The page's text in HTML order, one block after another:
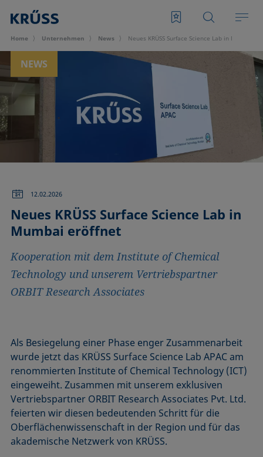
Home Unternehmen News Neues KRÜSS Surface Science Lab in Mumbai
NEWS
12.02.2026
Neues KRÜSS Surface Science Lab in
Mumbai eröffnet
Kooperation mit dem Institute of Chemical
Technology und unserem Vertriebspartner
ORBIT Research Associates
Als Besiegelung einer Phase enger Zusammenarbeit
wurde jetzt das KRÜSS Surface Science Lab APAC am
renommierten Institute of Chemical Technology (ICT)
eingeweiht. Zusammen mit unserem exklusiven
Vertriebspartner ORBIT Research Associates Pvt. Ltd.
feierten wir diesen bedeutenden Schritt für die
Oberflächenwissenschaft in der Region und für das
akademische Netzwerk von KRÜSS.